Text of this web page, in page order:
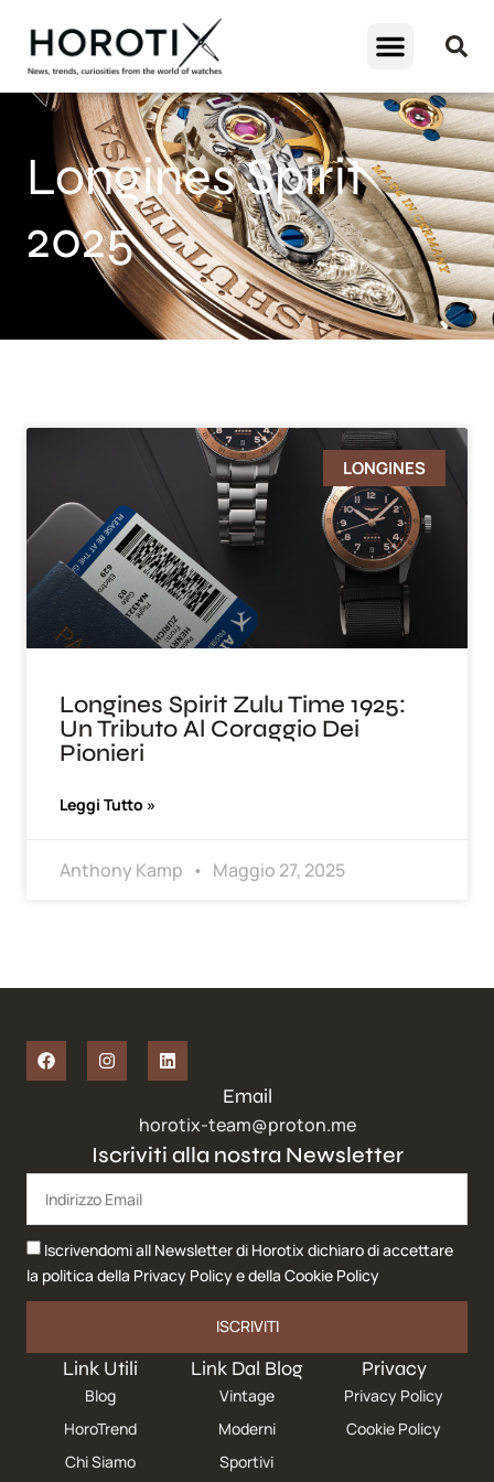
Longines Spirit
2025
LONGINES
Longines Spirit Zulu Time 1925:
Un Tributo Al Coraggio Dei
Pionieri
Leggi Tutto »
Anthony Kamp Maggio 27, 2025
Link Utili
Blog
HoroTrend
Chi Siamo
Link Dal Blog
Vintage
Moderni
Sportivi
Privacy
Privacy Policy
Cookie Policy
Iscriviti alla nostra Newsletter
Iscrivendomi all Newsletter di Horotix dichiaro di accettare
la politica della Privacy Policye della Cookie Policy
ISCRIVITI
Email
horotix-team@proton.me